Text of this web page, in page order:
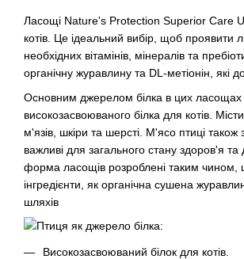
Ласощі Nature's Protection Superior Care
котів. Це ідеальний вибір, щоб
необхідних вітамінів, мінералів та
органічну журавлину та DL-метіонін, які
Основним джерелом білка в цих ласощах
високозасвоюваного білка для котів.
м'язів, шкіри та шерсті. М'ясо птиці
важливі для загального стану здоров'я
форма ласощів розроблені таким чином,
інгредієнти, як органічна сушена
шляхів
Птиця як джерело білка:
Високозасвоюваний білок для котів.